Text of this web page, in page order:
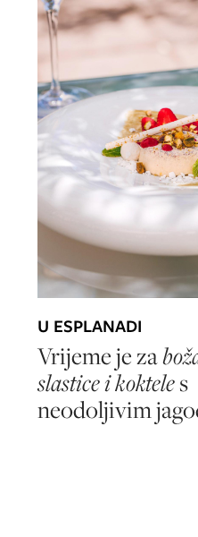
U ESPLANADI
Vrijeme je za
slastice i kokteles
neodoljivim